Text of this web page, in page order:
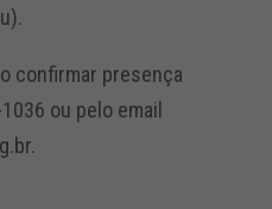
confirmar presença
ou pelo email